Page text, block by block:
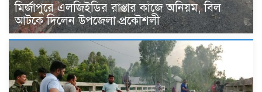
মির্জাপুরে এলজিইডির রাস্তার কাজে অনিয়ম, বিল
আটকে দিলেন উপজেলা প্রকৌশলী